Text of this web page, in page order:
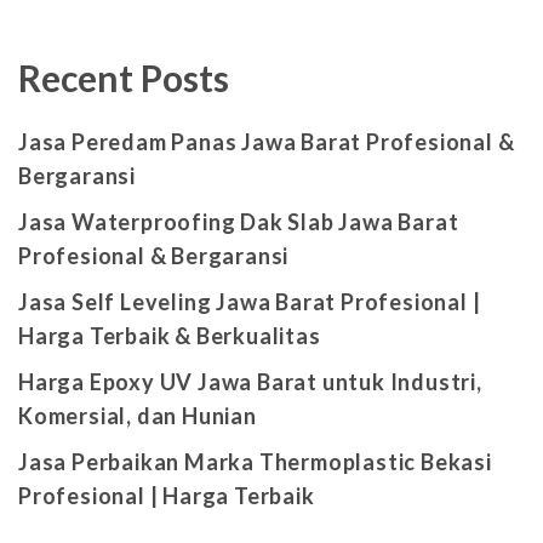
Recent Posts
Jasa Peredam Panas Jawa Barat Profesional &
Bergaransi
Jasa Waterproofing Dak Slab Jawa Barat
Profesional & Bergaransi
Jasa Self Leveling Jawa Barat Profesional |
Harga Terbaik & Berkualitas
Harga Epoxy UV Jawa Barat untuk Industri,
Komersial, dan Hunian
Jasa Perbaikan Marka Thermoplastic Bekasi
Profesional | Harga Terbaik